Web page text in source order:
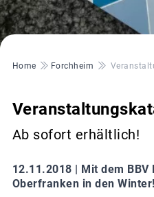
Pfadnavigation
Home Forchheim
Ab sofort erhältlich!
12.11.2018 | Mit dem
Oberfranken in den Winter!